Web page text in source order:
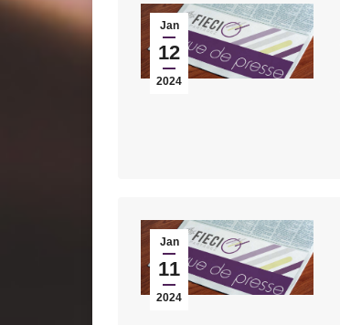
Jan
12
2024
Jan
11
2024